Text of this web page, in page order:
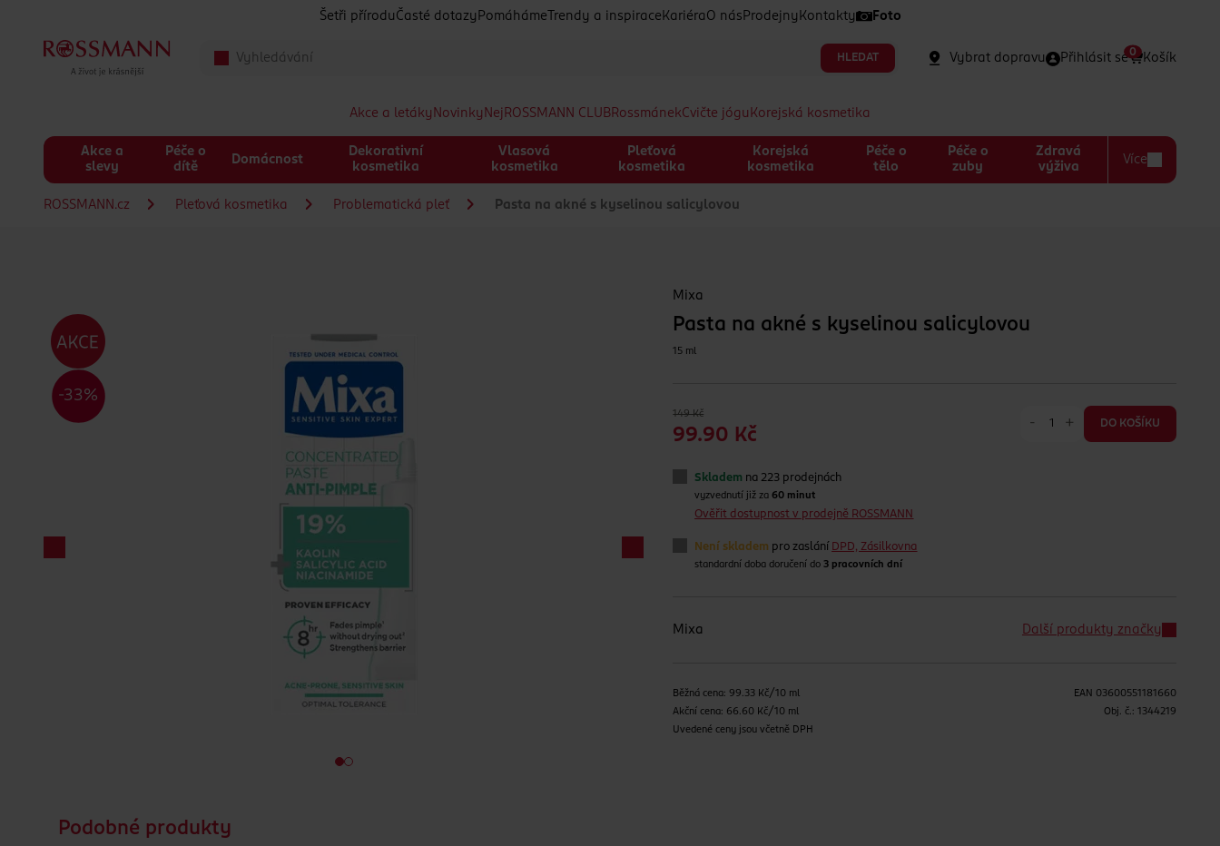
Šetři přírodu Časté dotazy Pomáháme Trendy a inspirace Kariéra O nás Prodejny Kontakty Foto
HLEDAT Vybrat dopravu Přihlásit se Košík
0
Akce a letáky Novinky Nej ROSSMANN CLUBRossmánekCvičte jógu Korejská kosmetika
Akce a
slevy
Péče o
dítě
Domácnost
Dekorativní
kosmetika
Vlasová
kosmetika
Pleťová
kosmetika
Korejská
kosmetika
Péče o
tělo
Péče o
zuby
Zdravá
výživa
Více
ROSSMANN.cz Pleťová kosmetika Problematická pleť Pasta na akné s kyselinou salicylovou
Mixa
Pasta na akné s kyselinou salicylovou
15 ml
149 Kč
99.90 Kč
- + DO KOŠÍKU
Skladem na 223 prodejnách
vyzvednutí již za60 minut
Ověřit dostupnost v prodejně ROSSMANN
Není skladem pro zaslání DPD, Zásilkovna
standardní doba doručení do 3 pracovních dní
Mixa Další produkty značky
Běžná cena: 99.33 Kč/10 ml
Akční cena: 66.60 Kč/10 ml
Uvedené ceny jsou včetně DPH
EAN 03600551181660
Obj. č.: 1344219
Podobné produkty